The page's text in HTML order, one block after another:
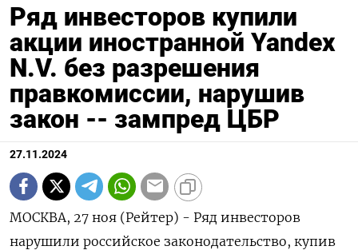
Ряд инвесторов купили
акции иностранной Yandex
N.V. без разрешения
правкомиссии, нарушив
закон -- зампред ЦБР
27.11.2024
МОСКВА, 27 ноя (Рейтер) - Ряд инвесторов
нарушили российское законодательство, купив